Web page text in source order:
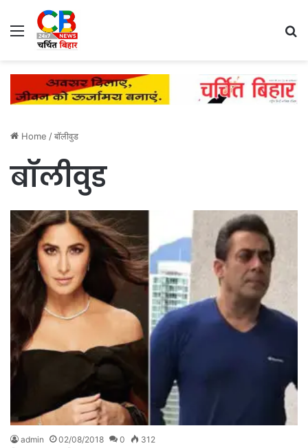
Menu
Home /बॉलीवुड
बॉलीवुड
admin 02/08/2018 0 312